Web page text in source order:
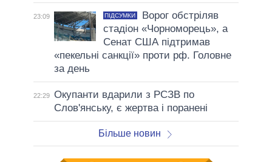
23:09 ПІДСУМКИ
Ворог обстріляв
стадіон «Чорноморець», а
Сенат США підтримав
«пекельні санкції» проти рф. Головне
за день
22:29 Окупанти вдарили з РСЗВ по
Слов'янську, є жертва і поранені
Більше новин